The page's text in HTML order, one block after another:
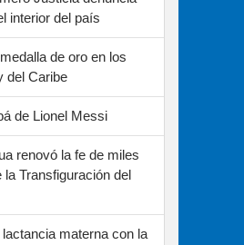
interior del país
de oro en los
del Caribe
de Lionel Messi
renovó la fe de miles
Transfiguración del
materna con la